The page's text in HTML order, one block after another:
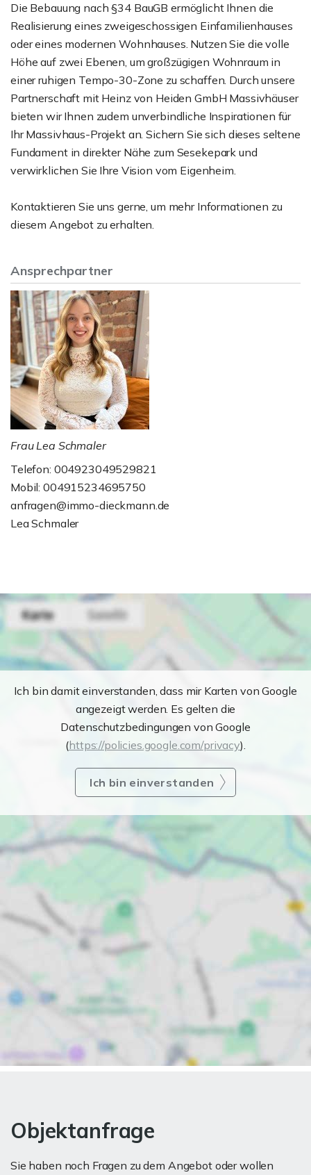
Die Bebauung nach §34 BauGB ermöglicht Ihnen die
Realisierung eines zweigeschossigen Einfamilienhauses
oder eines modernen Wohnhauses. Nutzen Sie die volle
Höhe auf zwei Ebenen, um großzügigen Wohnraum in
einer ruhigen Tempo-30-Zone zu schaffen. Durch unsere
Partnerschaft mit Heinz von Heiden GmbH Massivhäuser
bieten wir Ihnen zudem unverbindliche Inspirationen für
Ihr Massivhaus-Projekt an. Sichern Sie sich dieses seltene
Fundament in direkter Nähe zum Sesekepark und
verwirklichen Sie Ihre Vision vom Eigenheim.
Kontaktieren Sie uns gerne, um mehr Informationen zu
diesem Angebot zu erhalten.
Ansprechpartner
Frau Lea Schmaler
Telefon: 004923049529821
Mobil: 004915234695750
anfragen@immo-dieckmann.de
Lea Schmaler
Ich bin damit einverstanden, dass mir Karten von Google
angezeigt werden. Es gelten die
Datenschutzbedingungen von Google
(https://policies.google.com/privacy).
Ich bin einverstanden
Objektanfrage
Sie haben noch Fragen zu dem Angebot oder wollen